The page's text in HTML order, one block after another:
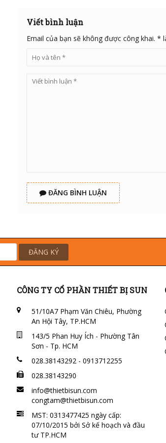
Viết bình luận
Email của bạn sẽ không được công khai. *
ĐĂNG BÌNH LUẬN
ĐĂNG KÝ
CÔNG TY CỔ PHẦN THIẾT BỊ SUN
51/10A7 Phạm Văn Chiêu, Phường
An Hội Tây, TP.HCM
143/5 Phan Huy Ích - Phường Tân
Sơn - Tp. HCM
028.38143292 - 0913712255
028.38143290
info@thietbisun.com
congtam@thietbisun.com
MST: 0313477425 ngày cấp:
07/10/2015 bởi Sở kế hoạch và đầu
tư TP.HCM